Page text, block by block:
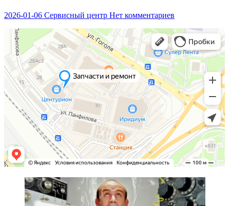
2026-01-06 Сервисный центр Нет комментариев